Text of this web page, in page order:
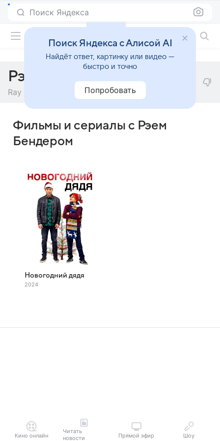
Поиск Яндекса
Рэй Бендер
Ray Bender
Фильмы и сериалы с Рэем
Бендером
Новогодний дядя
2024
Кино онлайн
Читать
новости
Прямой эфир Шоу
Поиск Яндекса с Алисой AI
Найдёт ответ, картинку или видео —
быстро и точно
Попробовать